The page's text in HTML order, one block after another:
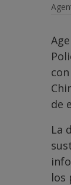
de
La
los